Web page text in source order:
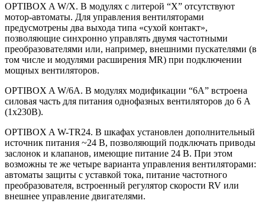
OPTIBOX A W/X. В модулях с литерой “X” отсутствуют
мотор-автоматы. Для управления вентиляторами
предусмотрены два выхода типа «сухой контакт»,
позволяющие синхронно управлять двумя частотными
преобразователями или, например, внешними пускателями (в
том числе и модулями расширения MR) при подключении
мощных вентиляторов.
OPTIBOX A W/6A. В модулях модификации “6A” встроена
силовая часть для питания однофазных вентиляторов до 6 А
(1х230В).
OPTIBOX A W-TR24. В шкафах установлен дополнительный
источник питания ~24 В, позволяющий подключать приводы
заслонок и клапанов, имеющие питание 24 В. При этом
возможны те же четыре варианта управления вентиляторами:
автоматы защиты с уставкой тока, питание частотного
преобразователя, встроенный регулятор скорости RV или
внешнее управление двигателями.